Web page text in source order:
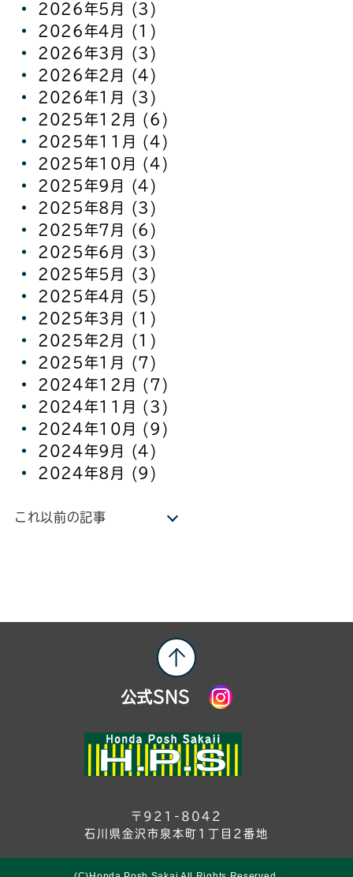
2026年5月
(3)
2026年4月
(1)
2026年3月
(3)
2026年2月
(4)
2026年1月
(3)
2025年12月 (6)
2025年11月 (4)
2025年10月 (4)
2025年9月
(4)
2025年8月
(3)
2025年7月
(6)
2025年6月
(3)
2025年5月
(3)
2025年4月
(5)
2025年3月
(1)
2025年2月
(1)
2025年1月
(7)
2024年12月 (7)
2024年11月 (3)
2024年10月 (9)
2024年9月
(4)
2024年8月
(9)
これ以前の記事
2024年5月(3)
(1)
2024年2月(4)
2023年12月(6)
2023年11月
(3)
2023年10月(4)
(5)
2023年7月(4)
〒921-8042
石川県金沢市泉本町1丁目2番地
公式SNS